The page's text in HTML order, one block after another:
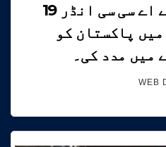
منہاس کی بہادری نے اے سی سی انڈر 19
پاکستان کو
میں مدد کی۔
WEB